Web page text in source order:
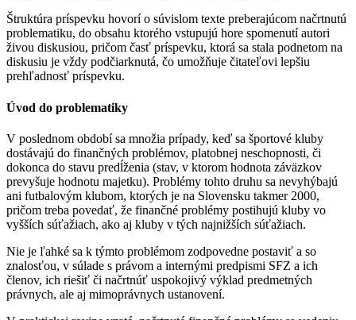
Štruktúra príspevku hovorí o súvislom texte preberajúcom načrtnutú
problematiku, do obsahu ktorého vstupujú hore spomenutí autori
živou diskusiou, pričom časť príspevku, ktorá sa stala podnetom na
diskusiu je vždy podčiarknutá, čo umožňuje čitateľovi lepšiu
prehľadnosť príspevku.
Úvod do problematiky
V poslednom období sa množia prípady, keď sa športové kluby
dostávajú do finančných problémov, platobnej neschopnosti, či
dokonca do stavu predĺženia (stav, v ktorom hodnota záväzkov
prevyšuje hodnotu majetku). Problémy tohto druhu sa nevyhýbajú
ani futbalovým klubom, ktorých je na Slovensku takmer 2000,
pričom treba povedať, že finančné problémy postihujú kluby vo
vyšších súťažiach, ako aj kluby v tých najnižších súťažiach.
Nie je ľahké sa k týmto problémom zodpovedne postaviť a so
znalosťou, v súlade s právom a internými predpismi SFZ a ich
členov, ich riešiť či načrtnúť uspokojivý výklad predmetných
právnych, ale aj mimoprávnych ustanovení.